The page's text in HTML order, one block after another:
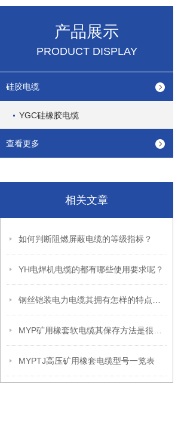
产品展示
PRODUCT DISPLAY
硅胶电缆
YGC硅橡胶电缆
查看更多
相关文章
如何判断阻燃屏蔽电缆的等级指标？
YH电焊机电缆的都有哪些使用要求呢？
MYPTJ高压矿用橡套电缆型号一览表